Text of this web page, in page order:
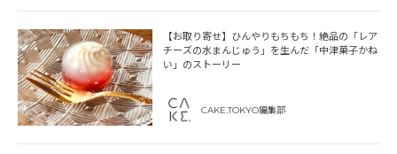
【お取り寄せ】ひんやりもちもち！絶品の「レア
チーズの水まんじゅう」を生んだ「中津菓子かね
い」のストーリー
CAKE.TOKYO編集部